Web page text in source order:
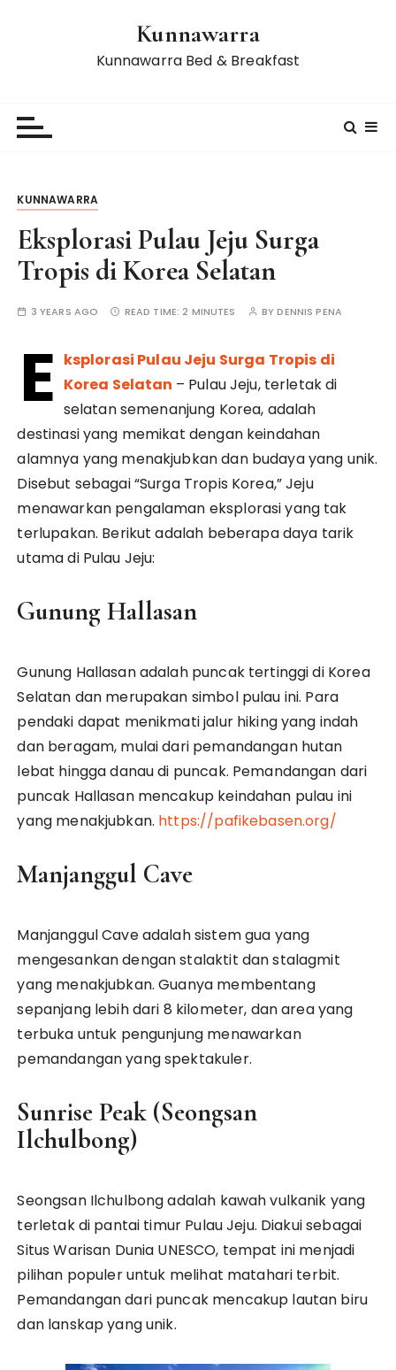
Kunnawarra
Kunnawarra Bed & Breakfast
KUNNAWARRA
Eksplorasi Pulau Jeju Surga
Tropis di Korea Selatan
3 YEARS AGO READ TIME:2 MINUTES BYDENNIS PENA
E ksplorasi Pulau Jeju Surga Tropis di
Korea Selatan – Pulau Jeju, terletak di
selatan semenanjung Korea, adalah
destinasi yang memikat dengan keindahan
alamnya yang menakjubkan dan budaya yang unik.
Disebut sebagai “Surga Tropis Korea,” Jeju
menawarkan pengalaman eksplorasi yang tak
terlupakan. Berikut adalah beberapa daya tarik
utama di Pulau Jeju:
Gunung Hallasan
Gunung Hallasan adalah puncak tertinggi di Korea
Selatan dan merupakan simbol pulau ini. Para
pendaki dapat menikmati jalur hiking yang indah
dan beragam, mulai dari pemandangan hutan
lebat hingga danau di puncak. Pemandangan dari
puncak Hallasan mencakup keindahan pulau ini
yang menakjubkan. https://pafikebasen.org/
Manjanggul Cave
Manjanggul Cave adalah sistem gua yang
mengesankan dengan stalaktit dan stalagmit
yang menakjubkan. Guanya membentang
sepanjang lebih dari 8 kilometer, dan area yang
terbuka untuk pengunjung menawarkan
pemandangan yang spektakuler.
Sunrise Peak (Seongsan
Ilchulbong)
Seongsan Ilchulbong adalah kawah vulkanik yang
terletak di pantai timur Pulau Jeju. Diakui sebagai
Situs Warisan Dunia UNESCO, tempat ini menjadi
pilihan populer untuk melihat matahari terbit.
Pemandangan dari puncak mencakup lautan biru
dan lanskap yang unik.